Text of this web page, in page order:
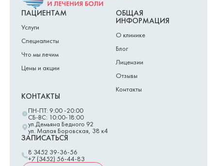
ПАЦИЕНТАМ
Услуги
Специалисты
Что мы лечим
Цены и акции
ОБЩАЯ
ИНФОРМАЦИЯ
О клинике
Блог
Лицензии
Отзывы
Контакты
КОНТАКТЫ
ПН-ПТ: 9:00 -20:00
СБ-ВС: 10:00-18:00
ул.Демьяна Бедного 92
ул. Малая Боровская, 38 к4
ЗАПИСАТЬСЯ
8 3452 39-36-56
+7 (3452) 56-44-83